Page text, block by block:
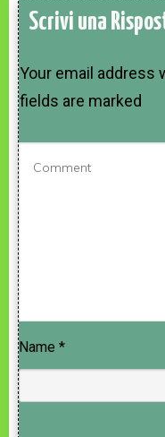
Scrivi una
Your email address
fields are marked
Name *